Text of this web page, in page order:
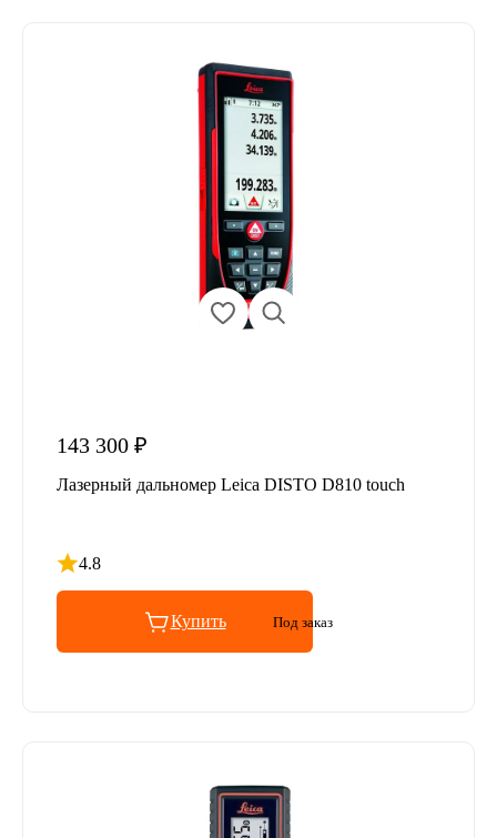
143 300 ₽
Лазерный дальномер Leica DISTO D810 touch
4.8
Рейтинг 4.8 из 5
Купить Под заказ